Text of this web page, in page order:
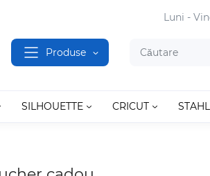
Produse
Luni -
SILHOUETTE CRICUT